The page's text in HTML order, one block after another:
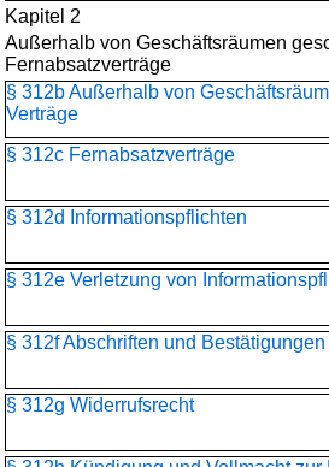
Kapitel 2
Außerhalb von Geschäftsräumen
Fernabsatzverträge
§ 312b Außerhalb von
Verträge
§ 312c Fernabsatzverträge
§ 312d Informationspflichten
§ 312e Verletzung von
§ 312f Abschriften und Bestätigungen
§ 312g Widerrufsrecht